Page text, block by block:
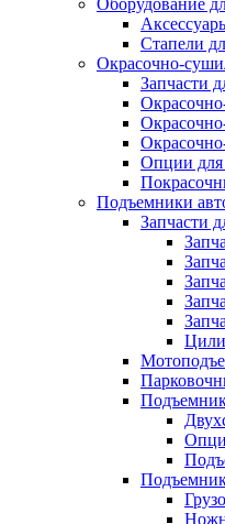
Стапели
Окрасочно-
Запчасти
Опции для
Подъемники
Запчасти